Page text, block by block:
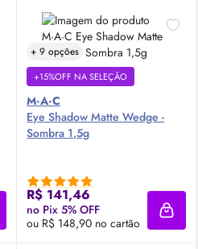
à sacola
+ 9 opções
+15%OFF NA SELEÇÃO
M·A·C
Eye Shadow Matte Wedge -
Sombra 1,5g
R$ 141,46
no Pix 5% OFF
ou R$ 148,90 no cartão